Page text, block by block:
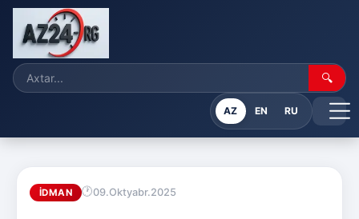
🔍
AZ EN RU
İDMAN 09.Oktyabr.2025